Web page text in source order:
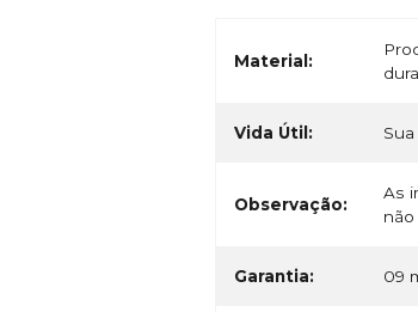
Material:
Vida Útil:
Observação:
As
Garantia: 09